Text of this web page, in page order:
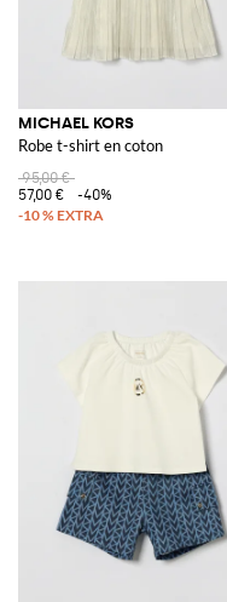
MICHAEL KORS
Robe t-shirt en coton
95,00 €
57,00 €
-40%